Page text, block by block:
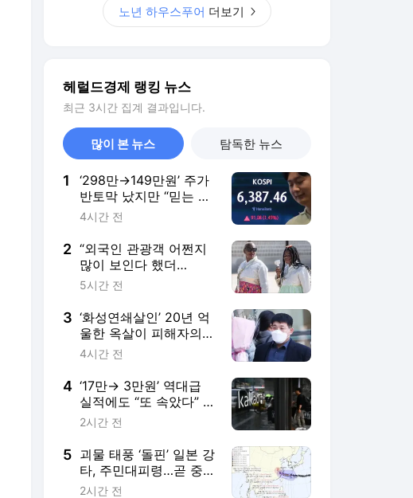
노년 하우스푸어 더보기
헤럴드경제 랭킹 뉴스
최근 3시간 집계 결과입니다.
많이 본 뉴스 탐독한 뉴스
1
‘298만→149만원’ 주가
반토막 났지만 “믿는 건
반도체”…개미들 폭풍 매
4시간 전
2 “외국인 관광객 어쩐지
많이 보인다 했더
니…”여행수지, 69분기
5시간 전
3 ‘화성연쇄살인’ 20년 억
울한 옥살이 피해자의
일침…檢 보완수사 폐지
는 것 같다” [세상&]
4시간 전
4 ‘17만→ 3만원’ 역대급
실적에도 “또 속았다” 아
우성…국민메신저, 왜?
2시간 전
5 괴물 태풍 ‘돌핀’ 일본 강
타, 주민대피령…곧 중국
상하이 접근
2시간 전